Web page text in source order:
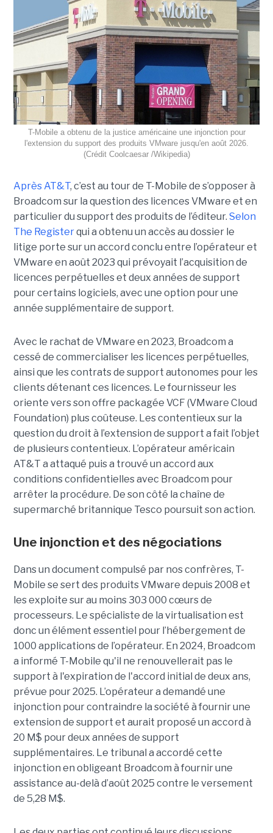
T-Mobile a obtenu de la justice américaine une injonction pour
l'extension du support des produits VMware jusqu'en août 2026.
(Crédit Coolcaesar /Wikipedia)
Après AT&T, c’est au tour de T-Mobile de s’opposer à
Broadcom sur la question des licences VMware et en
particulier du support des produits de l’éditeur. Selon
The Registerqui a obtenu un accès au dossier le
litige porte sur un accord conclu entre l’opérateur et
VMware en août 2023 qui prévoyait l’acquisition de
licences perpétuelles et deux années de support
pour certains logiciels, avec une option pour une
année supplémentaire de support.
Avec le rachat de VMware en 2023, Broadcom a
cessé de commercialiser les licences perpétuelles,
ainsi que les contrats de support autonomes pour les
clients détenant ces licences. Le fournisseur les
oriente vers son offre packagée VCF (VMware Cloud
Foundation) plus coûteuse. Les contentieux sur la
question du droit à l’extension de support a fait l’objet
de plusieurs contentieux. L’opérateur américain
AT&T a attaqué puis a trouvé un accord aux
conditions confidentielles avec Broadcom pour
arrêter la procédure. De son côté la chaîne de
supermarché britannique Tesco poursuit son action.
Une injonction et des négociations
Dans un document compulsé par nos confrères, T-
Mobile se sert des produits VMware depuis 2008 et
les exploite sur au moins 303 000 cœurs de
processeurs. Le spécialiste de la virtualisation est
donc un élément essentiel pour l’hébergement de
1000 applications de l’opérateur. En 2024, Broadcom
a informé T-Mobile qu'il ne renouvellerait pas le
support à l'expiration de l'accord initial de deux ans,
prévue pour 2025. L’opérateur a demandé une
injonction pour contraindre la société à fournir une
extension de support et aurait proposé un accord à
20 M$ pour deux années de support
supplémentaires. Le tribunal a accordé cette
injonction en obligeant Broadcom à fournir une
assistance au-delà d’août 2025 contre le versement
de 5,28 M$.